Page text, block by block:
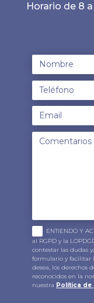
Horario de 8 a
ENTIENDO Y
al RGPD y la
contestar las dudas
formulario y facilitar
desea, los derechos
reconocidos en la
nuestra Política de